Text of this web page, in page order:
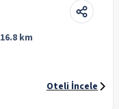
16.8 km
Oteli İncele